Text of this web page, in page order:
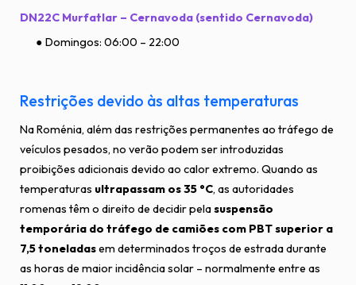
DN22C Murfatlar – Cernavoda (sentido Cernavoda)
Domingos: 06:00 – 22:00
Restrições devido às altas temperaturas
Na Roménia, além das restrições permanentes ao tráfego de
veículos pesados, no verão podem ser introduzidas
proibições adicionais devido ao calor extremo. Quando as
temperaturas ultrapassam os 35 °C, as autoridades
romenas têm o direito de decidir pelasuspensão
temporária do tráfego de camiões com PBT superior a
7,5 toneladasem determinados troços de estrada durante
as horas de maior incidência solar – normalmente entre as